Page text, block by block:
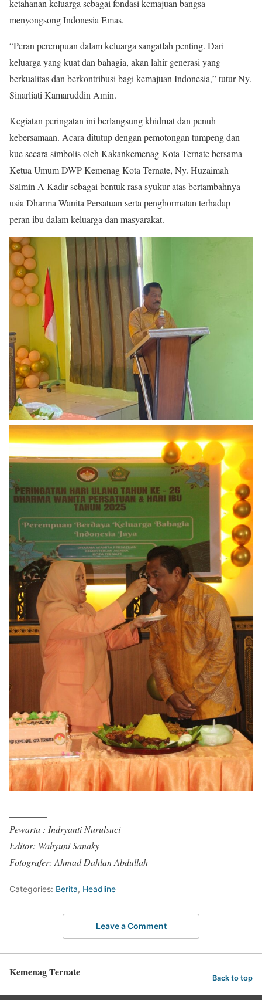
ketahanan keluarga sebagai fondasi kemajuan bangsa
menyongsong Indonesia Emas.
“Peran perempuan dalam keluarga sangatlah penting. Dari
keluarga yang kuat dan bahagia, akan lahir generasi yang
berkualitas dan berkontribusi bagi kemajuan Indonesia,” tutur Ny.
Sinarliati Kamaruddin Amin.
Kegiatan peringatan ini berlangsung khidmat dan penuh
kebersamaan. Acara ditutup dengan pemotongan tumpeng dan
kue secara simbolis oleh Kakankemenag Kota Ternate bersama
Ketua Umum DWP Kemenag Kota Ternate, Ny. Huzaimah
Salmin A Kadir sebagai bentuk rasa syukur atas bertambahnya
usia Dharma Wanita Persatuan serta penghormatan terhadap
peran ibu dalam keluarga dan masyarakat.
Pewarta : Indryanti Nurulsuci
Editor: Wahyuni Sanaky
Fotografer: Ahmad Dahlan Abdullah
Categories: Berita, Headline
Leave a Comment
Kemenag Ternate Back to top